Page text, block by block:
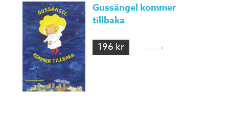
Gussängel kommer
tillbaka
196 kr